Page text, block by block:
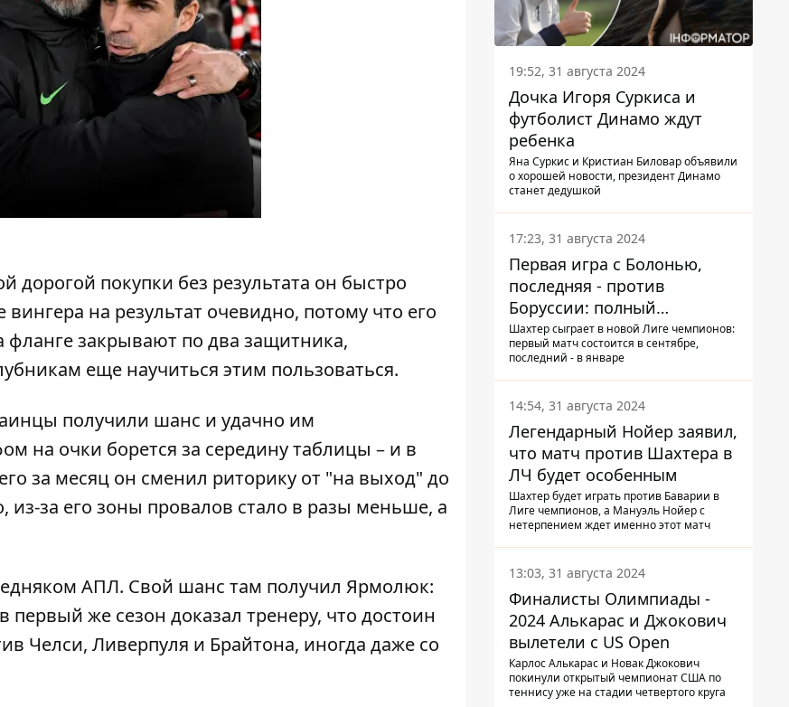
покупки без результата он быстро
на результат очевидно, потому что его
фланге закрывают по два защитника,
еще научиться этим пользоваться.
получили шанс и удачно им
на очки борется за середину таблицы – и в
за месяц он сменил риторику от "на выход" до
за его зоны провалов стало в разы меньше, а
АПЛ. Свой шанс там получил Ярмолюк:
же сезон доказал тренеру, что достоин
Челси, Ливерпуля и Брайтона, иногда даже со
19:52, 31 августа 2024
Дочка Игоря Суркиса и
футболист Динамо ждут
ребенка
Яна Суркис и Кристиан Биловар объявили
о хорошей новости, президент Динамо
станет дедушкой
17:23, 31 августа 2024
Первая игра с Болонью,
последняя - против
Боруссии: полный
календарь Шахтера в новой
ЛЧ
Шахтер сыграет в новой Лиге чемпионов:
первый матч состоится в сентябре,
последний - в январе
14:54, 31 августа 2024
Легендарный Нойер заявил,
что матч против Шахтера в
ЛЧ будет особенным
Шахтер будет играть против Баварии в
Лиге чемпионов, а Мануэль Нойер с
нетерпением ждет именно этот матч
13:03, 31 августа 2024
Финалисты Олимпиады -
2024 Алькарас и Джокович
вылетели с US Open
Карлос Алькарас и Новак Джокович
покинули открытый чемпионат США по
теннису уже на стадии четвертого круга